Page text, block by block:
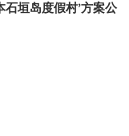
石垣岛度假村’方案公